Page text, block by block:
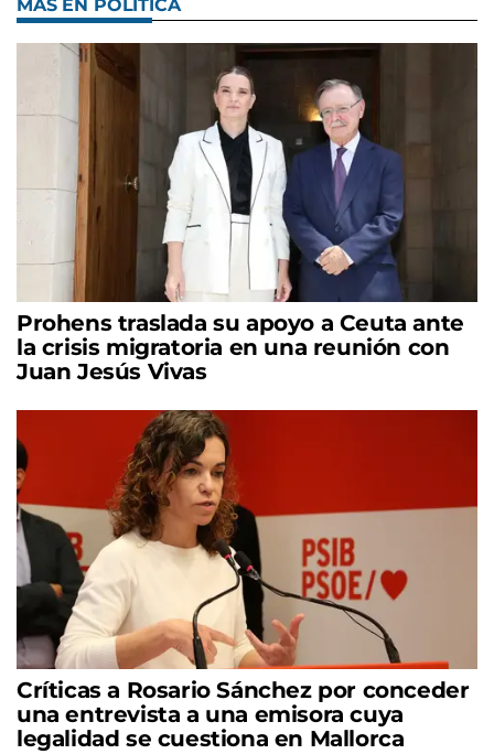
MÁS EN POLÍTICA
Prohens traslada su apoyo a Ceuta ante
la crisis migratoria en una reunión con
Juan Jesús Vivas
Críticas a Rosario Sánchez por conceder
una entrevista a una emisora cuya
legalidad se cuestiona en Mallorca